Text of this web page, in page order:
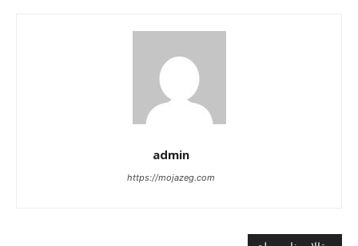
admin
https://mojazeg.com